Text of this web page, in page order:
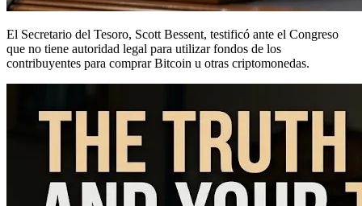
El Secretario del Tesoro, Scott Bessent, testificó ante el Congreso
que no tiene autoridad legal para utilizar fondos de los
contribuyentes para comprar Bitcoin u otras criptomonedas.